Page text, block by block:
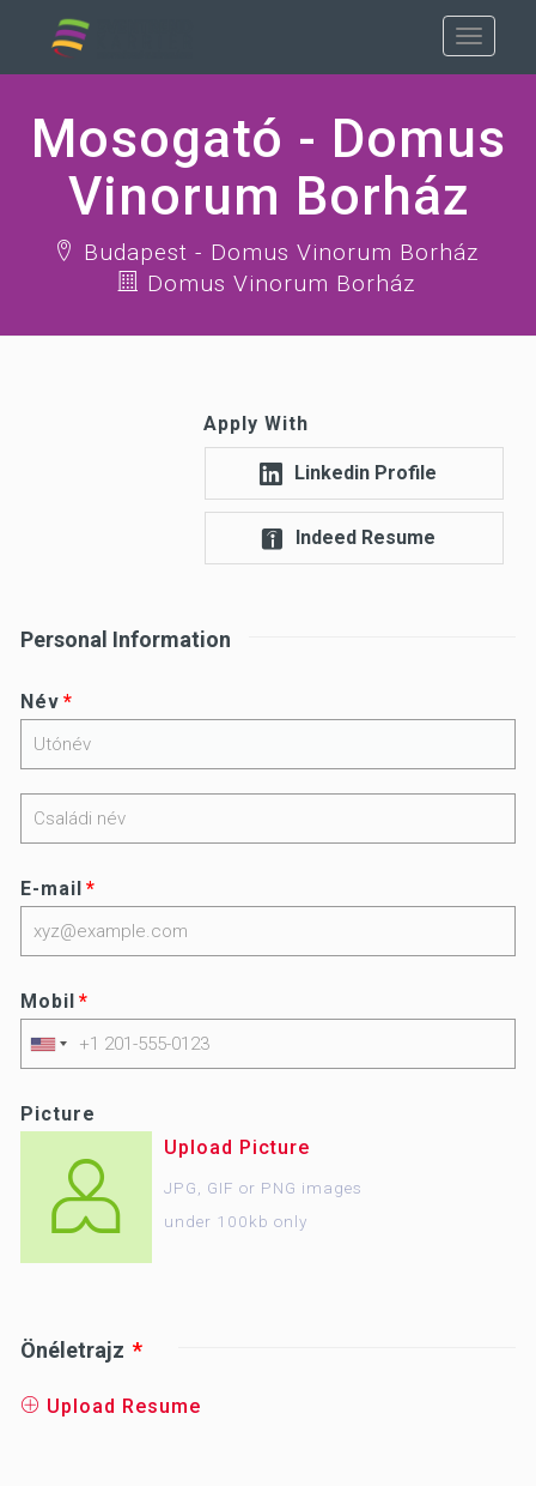
Mosogató - Domus
Vinorum Borház
Budapest - Domus Vinorum Borház
Domus Vinorum Borház
Apply With
Linkedin Profile
Indeed Resume
Personal Information
Név
E-mail
Mobil
Picture
Upload Picture
JPG, GIF or PNG images
under 100kb only
Önéletrajz
Upload Resume